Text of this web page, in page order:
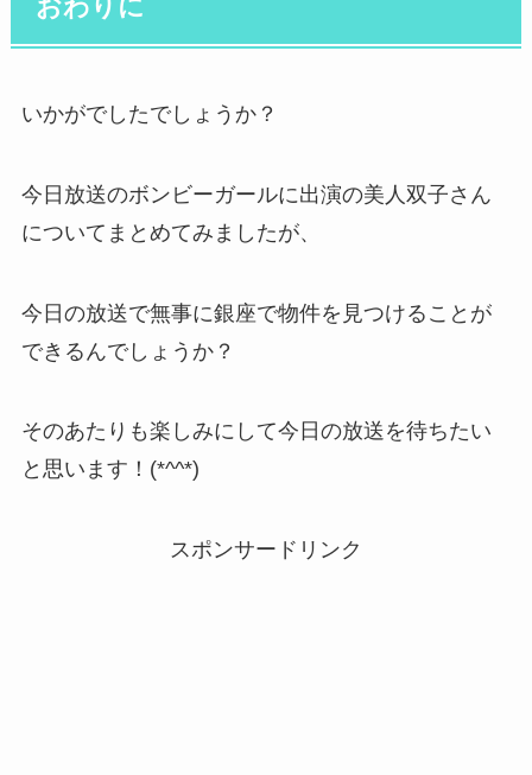
おわりに
いかがでしたでしょうか？
今日放送のボンビーガールに出演の美人双子さん
についてまとめてみましたが、
今日の放送で無事に銀座で物件を見つけることが
できるんでしょうか？
そのあたりも楽しみにして今日の放送を待ちたい
と思います！(*^^*)
スポンサードリンク